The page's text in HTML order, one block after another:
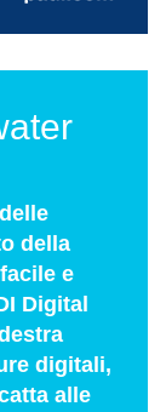
della
e
Digital
digitali,
alle